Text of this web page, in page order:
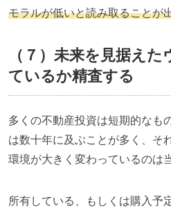
モラルが低いと読み取ることが
（７）未来を見据え
ているか精査する
多くの不動産投資は短期的なも
は数十年に及ぶことが多く、そ
環境が大きく変わっているのは
所有している、もしくは購入予